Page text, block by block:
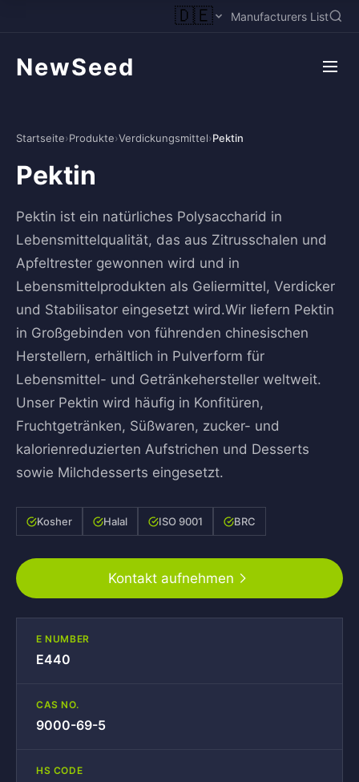
🇩🇪 Manufacturers List
NewSeed
Startseite›Produkte›Verdickungsmittel›Pektin
Pektin
Pektin ist ein natürliches Polysaccharid in
Lebensmittelqualität, das aus Zitrusschalen und
Apfeltrester gewonnen wird und in
Lebensmittelprodukten als Geliermittel, Verdicker
und Stabilisator eingesetzt wird.Wir liefern Pektin
in Großgebinden von führenden chinesischen
Herstellern, erhältlich in Pulverform für
Lebensmittel- und Getränkehersteller weltweit.
Unser Pektin wird häufig in Konfitüren,
Fruchtgetränken, Süßwaren, zucker- und
kalorienreduzierten Aufstrichen und Desserts
sowie Milchdesserts eingesetzt.
Kosher Halal ISO 9001 BRC
Kontakt aufnehmen
E NUMBER
E440
CAS NO.
9000-69-5
HS CODE